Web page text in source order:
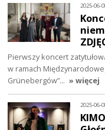
2025-06-
Pierwszy koncert
w ramach
Grünebergów”… » więcej
2025-06-